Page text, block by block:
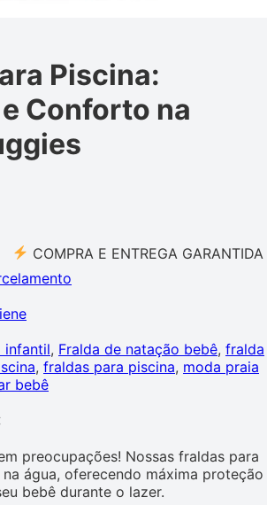
Piscina:
Conforto na
COMPRA E ENTREGA GARANTIDA
infantil, Fralda de natação bebê, fralda
, fraldas para piscina, moda praia
bebê
preocupações! Nossas fraldas para
água, oferecendo máxima proteção
bebê durante o lazer.